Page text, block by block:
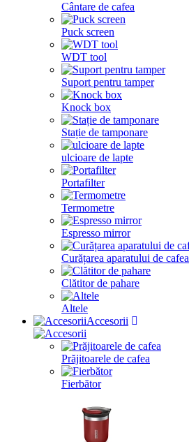
Cântare de cafea
Puck screen
WDT tool
Suport pentru tamper
Knock box
Stație de tamponare
ulcioare de lapte
Portafilter
Termometre
Espresso mirror
Curățarea aparatului de cafea
Clătitor de pahare
Altele
Accesorii
Prăjitoarele de cafea
Fierbător